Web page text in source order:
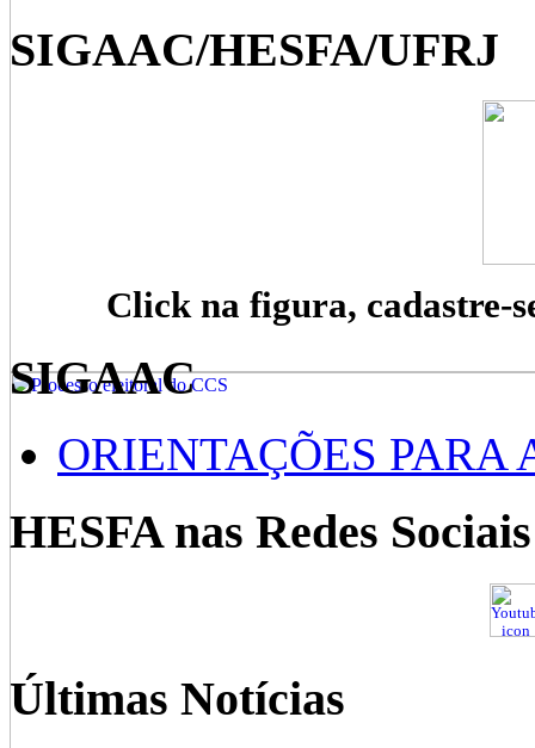
SIGAAC/HESFA/UFRJ
Click na figura, cadastre-
SIGAAC
ORIENTAÇÕES PARA
HESFA nas Redes Sociais
Últimas Notícias